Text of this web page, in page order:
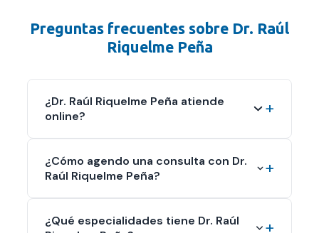
Preguntas frecuentes sobre Dr. Raúl
Riquelme Peña
¿Dr. Raúl Riquelme Peña atiende
online?
¿Cómo agendo una consulta con Dr.
Raúl Riquelme Peña?
¿Qué especialidades tiene Dr. Raúl